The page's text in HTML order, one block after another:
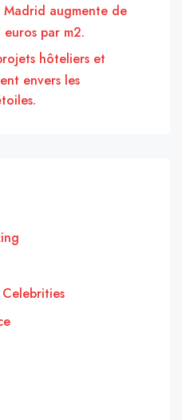
augmente de
par m2.
hôteliers et
envers les